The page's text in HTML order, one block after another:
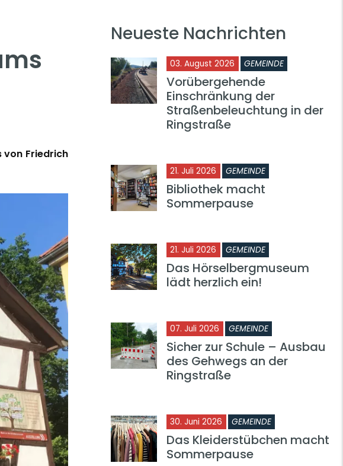
von Friedrich
Neueste Nachrichten
03. August 2026 GEMEINDE
Vorübergehende
Einschränkung der
Straßenbeleuchtung in der
Ringstraße
21. Juli 2026 GEMEINDE
Bibliothek macht
Sommerpause
21. Juli 2026 GEMEINDE
Das Hörselbergmuseum
lädt herzlich ein!
07. Juli 2026 GEMEINDE
Sicher zur Schule – Ausbau
des Gehwegs an der
Ringstraße
30. Juni 2026 GEMEINDE
Das Kleiderstübchen macht
Sommerpause